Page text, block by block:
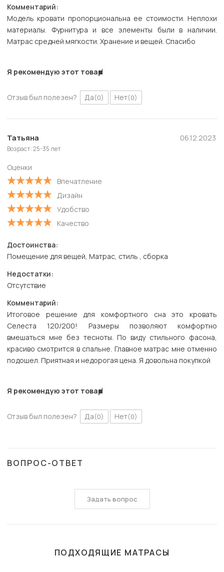
Комментарий:
Модель кровати пропорциональна ее стоимости. Неплохи
материалы. Фурнитура и все элементы были в наличии.
Матрас средней мягкости. Хранение и вещей. Спасибо
Я рекомендую этот товар
Отзыв был полезен? Да(0) Нет(0)
Татьяна
Возраст: 25-35 лет
Оценки
Впечатление
Дизайн
Удобство
Качество
06.12.2023
Достоинства:
Помещение для вещей, Матрас, стиль , сборка
Недостатки:
Отсутствие
Комментарий:
Итоговое решение для комфортного сна это кровать
Селеста 120/200! Размеры позволяют комфортно
вмешаться мне без тесноты. По виду стильного фасона,
красиво смотрится в спальне. Главное матрас мне отменно
подошел. Приятная и недорогая цена. Я довольна покупкой
Я рекомендую этот товар
Отзыв был полезен? Да(0) Нет(0)
ВОПРОС-ОТВЕТ
Задать вопрос
ПОДХОДЯЩИЕ МАТРАСЫ